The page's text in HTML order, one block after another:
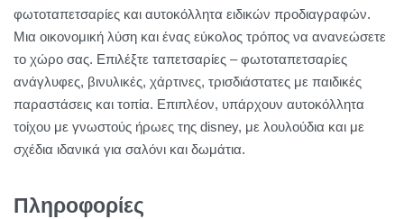
φωτοταπετσαρίες και αυτοκόλλητα ειδικών προδιαγραφών.
Μια οικονομική λύση και ένας εύκολος τρόπος να ανανεώσετε
το χώρο σας. Επιλέξτε ταπετσαρίες – φωτοταπετσαρίες
ανάγλυφες, βινυλικές, χάρτινες, τρισδιάστατες με παιδικές
παραστάσεις και τοπία. Επιπλέον, υπάρχουν αυτοκόλλητα
τοίχου με γνωστούς ήρωες της disney, με λουλούδια και με
σχέδια ιδανικά για σαλόνι και δωμάτια.
Πληροφορίες